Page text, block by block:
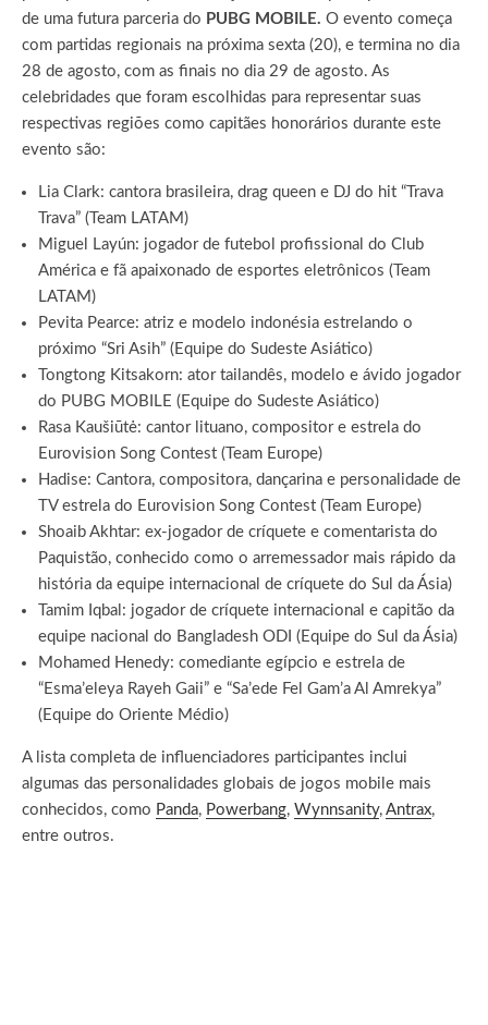
de uma futura parceria do PUBG MOBILE. O evento começa
com partidas regionais na próxima sexta (20), e termina no dia
28 de agosto, com as finais no dia 29 de agosto. As
celebridades que foram escolhidas para representar suas
respectivas regiões como capitães honorários durante este
evento são:
Lia Clark: cantora brasileira, drag queen e DJ do hit “Trava
Trava” (Team LATAM)
Miguel Layún: jogador de futebol profissional do Club
América e fã apaixonado de esportes eletrônicos (Team
LATAM)
Pevita Pearce: atriz e modelo indonésia estrelando o
próximo “Sri Asih” (Equipe do Sudeste Asiático)
Tongtong Kitsakorn: ator tailandês, modelo e ávido jogador
do PUBG MOBILE (Equipe do Sudeste Asiático)
Rasa Kaušiūtė: cantor lituano, compositor e estrela do
Eurovision Song Contest (Team Europe)
Hadise: Cantora, compositora, dançarina e personalidade de
TV estrela do Eurovision Song Contest (Team Europe)
Shoaib Akhtar: ex-jogador de críquete e comentarista do
Paquistão, conhecido como o arremessador mais rápido da
história da equipe internacional de críquete do Sul da Ásia)
Tamim Iqbal: jogador de críquete internacional e capitão da
equipe nacional do Bangladesh ODI (Equipe do Sul da Ásia)
Mohamed Henedy: comediante egípcio e estrela de
“Esma’eleya Rayeh Gaii” e “Sa’ede Fel Gam’a Al Amrekya”
(Equipe do Oriente Médio)
A lista completa de influenciadores participantes inclui
algumas das personalidades globais de jogos mobile mais
conhecidos, como Panda, Powerbang, Wynnsanity, Antrax,
entre outros.